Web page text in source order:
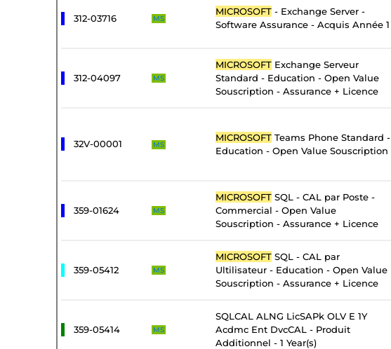
312-03716 MS
MICROSOFT - Exchange Server -
Software Assurance - Acquis Année 1
312-04097 MS
MICROSOFT Exchange Serveur
Standard - Education - Open Value
Souscription - Assurance + Licence
32V-00001 MS
MICROSOFT Teams Phone Standard -
Education - Open Value Souscription
359-01624 MS
MICROSOFT SQL - CAL par Poste -
Commercial - Open Value
Souscription - Assurance + Licence
359-05412 MS
MICROSOFT SQL - CAL par
Ultilisateur - Education - Open Value
Souscription - Assurance + Licence
359-05414 MS
SQLCAL ALNG LicSAPk OLV E 1Y
Acdmc Ent DvcCAL - Produit
Additionnel - 1 Year(s)